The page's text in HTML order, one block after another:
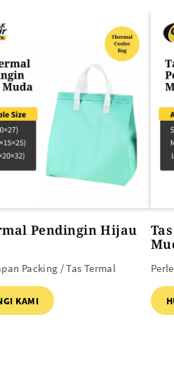
PLASTIK DAN TAS
Pendingin Hijau
Packing / Tas Termal
KAMI